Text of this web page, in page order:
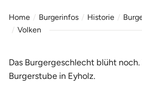
Home Burgerinfos Historie
Volken
Das Burgergeschlecht blüht
Burgerstube in Eyholz.